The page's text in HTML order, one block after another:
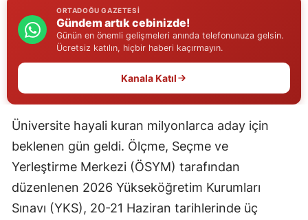
Gaziantep
Giresun
Gümüşhane
Hakkari
Hatay
Isparta
Mersin
ORTADOĞU GAZETESI
Gündem artık cebinizde!
Günün en önemli gelişmeleri anında telefonunuza gelsin.
Ücretsiz katılın, hiçbir haberi kaçırmayın.
Kanala Katıl
Üniversite hayali kuran milyonlarca aday için
beklenen gün geldi. Ölçme, Seçme ve
Yerleştirme Merkezi (ÖSYM) tarafından
düzenlenen 2026 Yükseköğretim Kurumları
Sınavı (YKS), 20-21 Haziran tarihlerinde üç